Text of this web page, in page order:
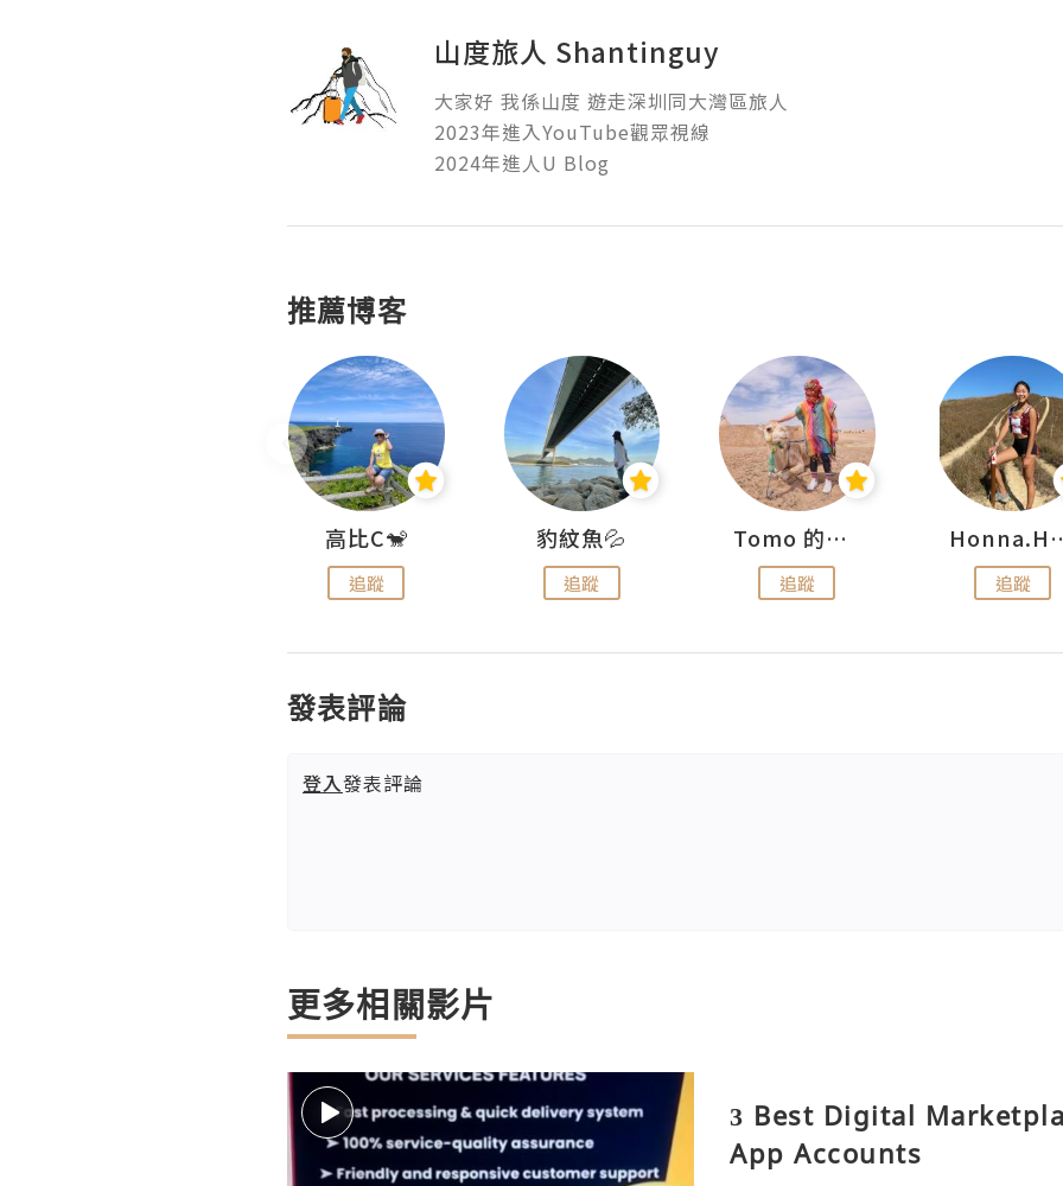
山度旅人 Shantinguy
大家好 我係山度 遊走深圳同大灣區旅人
2023年進入YouTube觀眾視線
2024年進人U Blog
推薦博客
高比C🐒
追蹤
豹紋魚💦
追蹤
Tomo 的快樂宇宙
追蹤 追蹤
發表評論
登入發表評論
更多相關影片
3 Best Digital
App Accounts